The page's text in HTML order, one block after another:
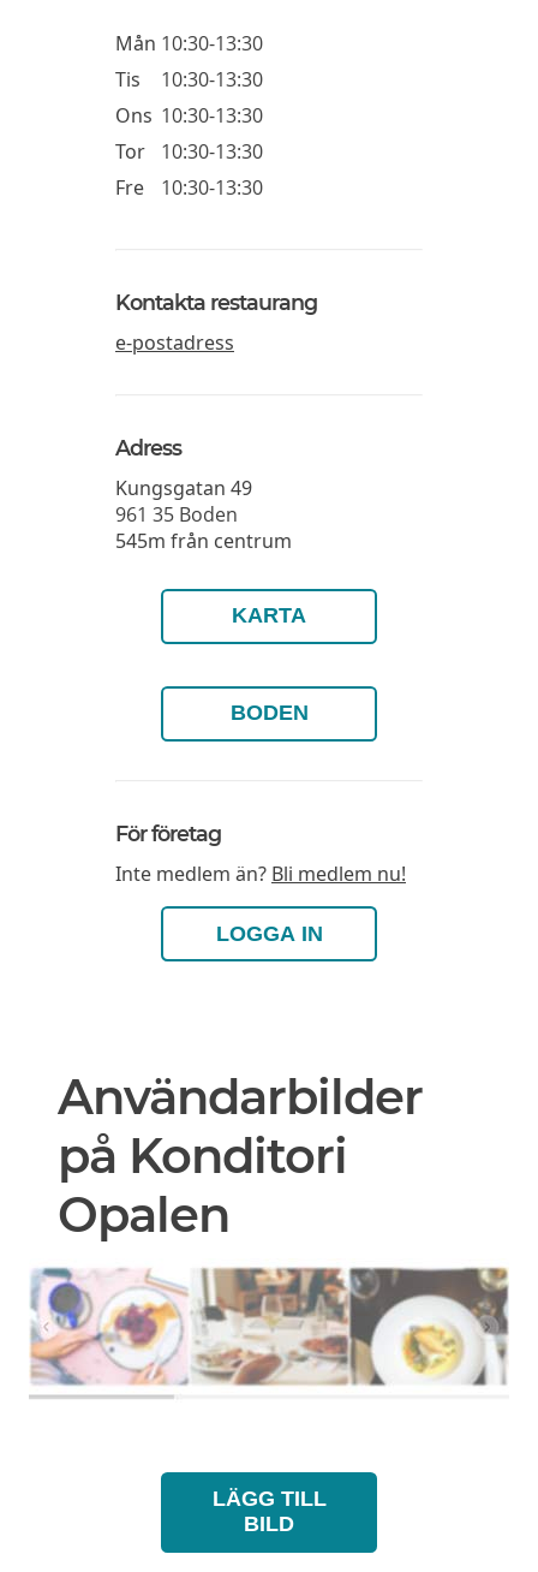
Mån 10:30-13:30
Tis
10:30-13:30
Ons 10:30-13:30
Tor
10:30-13:30
Fre
10:30-13:30
Kontakta restaurang
e-postadress
Adress
Kungsgatan 49
961 35 Boden
545m från centrum
KARTA
BODEN
För företag
Inte medlem än? Bli medlem nu!
LOGGA IN
Användarbilder
på Konditori
Opalen
LÄGG TILL
BILD